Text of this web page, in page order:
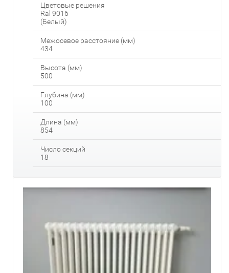
Цветовые решения
Ral 9016
(Белый)
Межосевое расстояние (мм)
434
Высота (мм)
500
Глубина (мм)
100
Длина (мм)
854
Число секций
18